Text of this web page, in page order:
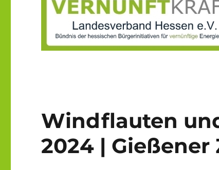
Windflauten
2024 | Gießener